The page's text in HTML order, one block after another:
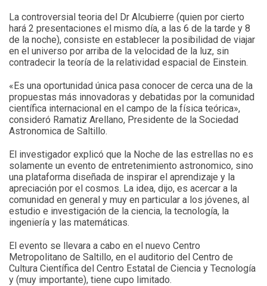
La controversial teoria del Dr Alcubierre (quien por cierto
hará 2 presentaciones el mismo día, a las 6 de la tarde y 8
de la noche), consiste en establecer la posibilidad de viajar
en el universo por arriba de la velocidad de la luz, sin
contradecir la teoría de la relatividad espacial de Einstein.
«Es una oportunidad única pasa conocer de cerca una de la
propuestas más innovadoras y debatidas por la comunidad
científica internacional en el campo de la física teórica»,
consideró Ramatiz Arellano, Presidente de la Sociedad
Astronomica de Saltillo.
El investigador explicó que la Noche de las estrellas no es
solamente un evento de entretenimiento astronomico, sino
una plataforma diseñada de inspirar el aprendizaje y la
apreciación por el cosmos. La idea, dijo, es acercar a la
comunidad en general y muy en particular a los jóvenes, al
estudio e investigación de la ciencia, la tecnología, la
ingeniería y las matemáticas.
El evento se llevara a cabo en el nuevo Centro
Metropolitano de Saltillo, en el auditorio del Centro de
Cultura Científica del Centro Estatal de Ciencia y Tecnología
y (muy importante), tiene cupo limitado.